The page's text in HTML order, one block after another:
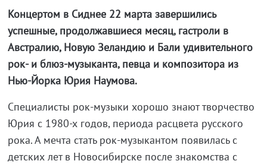
Концертом в Сиднее 22 марта завершились
успешные, продолжавшиеся месяц, гастроли в
Австралию, Новую Зеландию и Бали удивительного
рок- и блюз-музыканта, певца и композитора из
Нью-Йорка Юрия Наумова.
Специалисты рок-музыки хорошо знают творчество
Юрия с 1980-х годов, периода расцвета русского
рока. А мечта стать рок-музыкантом появилась с
детских лет в Новосибирске после знакомства с